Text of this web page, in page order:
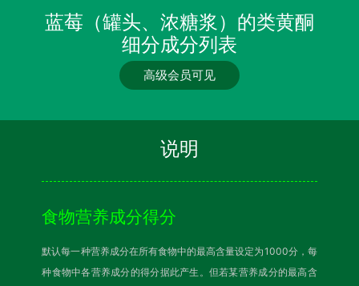
蓝莓（罐头、浓糖浆）的类黄酮
细分成分列表
高级会员可见
说明
食物营养成分得分
默认每一种营养成分在所有食物中的最高含量设定为1000分，每
种食物中各营养成分的得分据此产生。但若某营养成分的最高含